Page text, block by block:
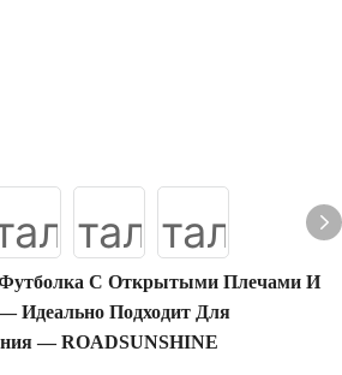
С Открытыми Плечами И
Идеально Подходит Для
— ROADSUNSHINE